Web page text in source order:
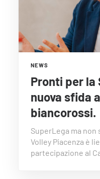
NEWS
Pronti per la
nuova sfida
biancorossi.
SuperLega ma non
Volley Piacenza è
partecipazione al